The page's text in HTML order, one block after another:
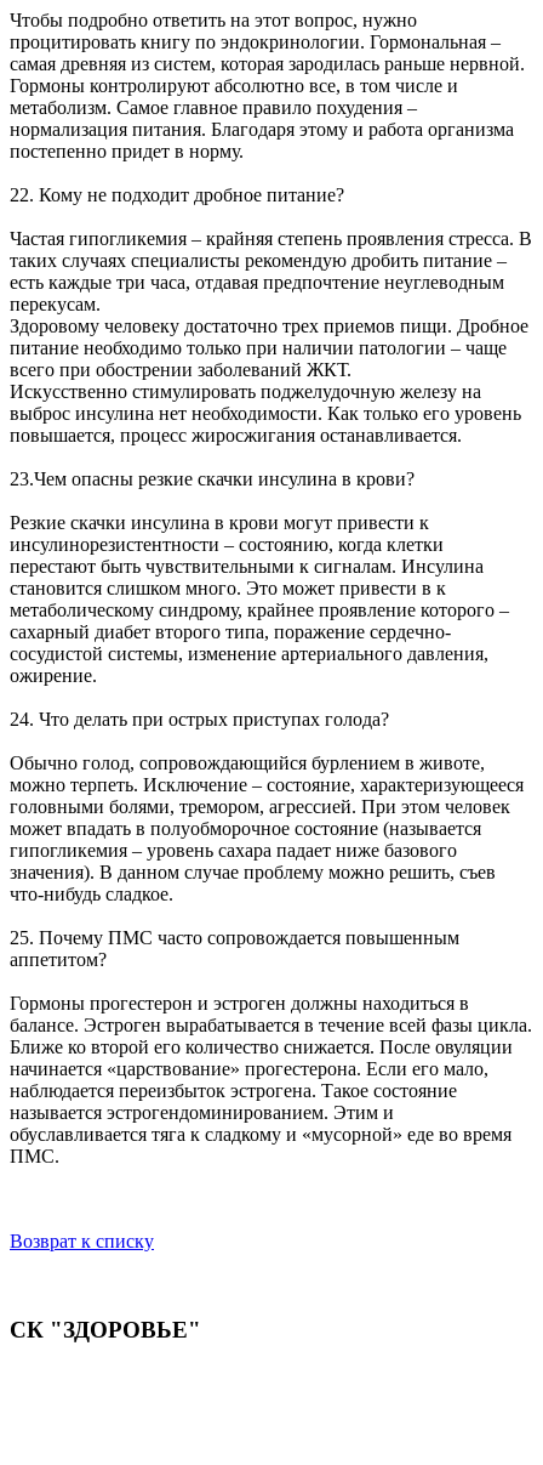
Чтобы подробно ответить на этот вопрос, нужно
процитировать книгу по эндокринологии. Гормональная –
самая древняя из систем, которая зародилась раньше нервной.
Гормоны контролируют абсолютно все, в том числе и
метаболизм. Самое главное правило похудения –
нормализация питания. Благодаря этому и работа организма
постепенно придет в норму.
22. Кому не подходит дробное питание?
Частая гипогликемия – крайняя степень проявления стресса. В
таких случаях специалисты рекомендую дробить питание –
есть каждые три часа, отдавая предпочтение неуглеводным
перекусам.
Здоровому человеку достаточно трех приемов пищи. Дробное
питание необходимо только при наличии патологии – чаще
всего при обострении заболеваний ЖКТ.
Искусственно стимулировать поджелудочную железу на
выброс инсулина нет необходимости. Как только его уровень
повышается, процесс жиросжигания останавливается.
23.Чем опасны резкие скачки инсулина в крови?
Резкие скачки инсулина в крови могут привести к
инсулинорезистентности – состоянию, когда клетки
перестают быть чувствительными к сигналам. Инсулина
становится слишком много. Это может привести в к
метаболическому синдрому, крайнее проявление которого –
сахарный диабет второго типа, поражение сердечно-
сосудистой системы, изменение артериального давления,
ожирение.
24. Что делать при острых приступах голода?
Обычно голод, сопровождающийся бурлением в животе,
можно терпеть. Исключение – состояние, характеризующееся
головными болями, тремором, агрессией. При этом человек
может впадать в полуобморочное состояние (называется
гипогликемия – уровень сахара падает ниже базового
значения). В данном случае проблему можно решить, съев
что-нибудь сладкое.
25. Почему ПМС часто сопровождается повышенным
аппетитом?
Гормоны прогестерон и эстроген должны находиться в
балансе. Эстроген вырабатывается в течение всей фазы цикла.
Ближе ко второй его количество снижается. После овуляции
начинается «царствование» прогестерона. Если его мало,
наблюдается переизбыток эстрогена. Такое состояние
называется эстрогендоминированием. Этим и
обуславливается тяга к сладкому и «мусорной» еде во время
ПМС.
Возврат к списку
СК "ЗДОРОВЬЕ"